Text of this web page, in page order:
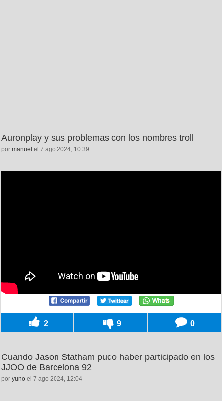
Auronplay y sus problemas con los nombres troll
por manuel el 7 ago 2024, 10:39
2 9 0
Cuando Jason Statham pudo haber participado en los
JJOO de Barcelona 92
por yuno el 7 ago 2024, 12:04